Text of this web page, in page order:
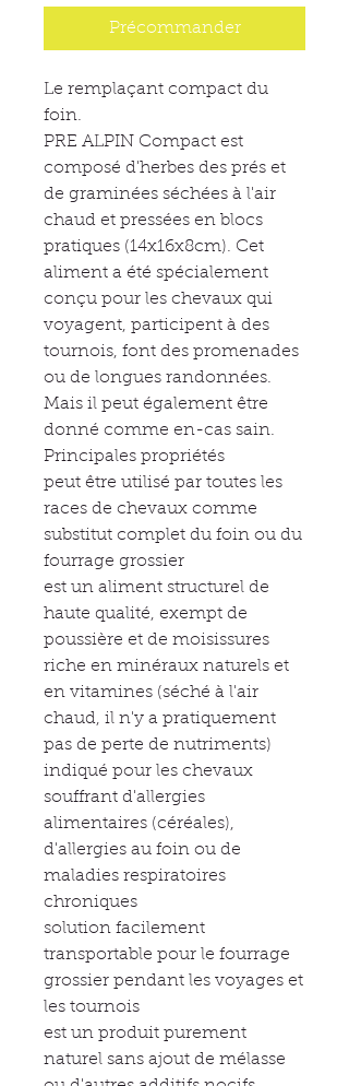
Précommander
Le remplaçant compact du
foin.
PRE ALPIN Compact est
composé d'herbes des prés et
de graminées séchées à l'air
chaud et pressées en blocs
pratiques (14x16x8cm). Cet
aliment a été spécialement
conçu pour les chevaux qui
voyagent, participent à des
tournois, font des promenades
ou de longues randonnées.
Mais il peut également être
donné comme en-cas sain.
Principales propriétés
peut être utilisé par toutes les
races de chevaux comme
substitut complet du foin ou du
fourrage grossier
est un aliment structurel de
haute qualité, exempt de
poussière et de moisissures
riche en minéraux naturels et
en vitamines (séché à l'air
chaud, il n'y a pratiquement
pas de perte de nutriments)
indiqué pour les chevaux
souffrant d'allergies
alimentaires (céréales),
d'allergies au foin ou de
maladies respiratoires
chroniques
solution facilement
transportable pour le fourrage
grossier pendant les voyages et
les tournois
est un produit purement
naturel sans ajout de mélasse